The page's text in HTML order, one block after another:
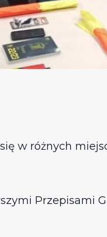
w różnych
Przepisami